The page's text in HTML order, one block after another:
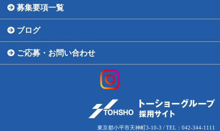
募集要項一覧
ブログ
ご応募・お問い合わせ
東京都小平市天神町3-10-3 / TEL：042-344-1111